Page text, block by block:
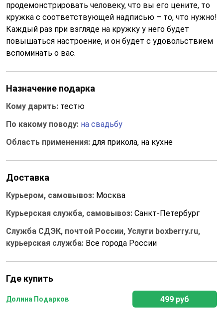
продемонстрировать человеку, что вы его цените, то
кружка с соответствующей надписью – то, что нужно!
Каждый раз при взгляде на кружку у него будет
повышаться настроение, и он будет с удовольствием
вспоминать о вас.
Назначение подарка
Кому дарить: тестю
По какому поводу: на свадьбу
Область применения: для прикола, на кухне
Доставка
Курьером, самовывоз: Москва
Курьерская служба, самовывоз: Санкт-Петербург
Служба СДЭК, почтой России, Услуги boxberry.ru,
курьерская служба: Все города России
Где купить
Долина Подарков 499 руб